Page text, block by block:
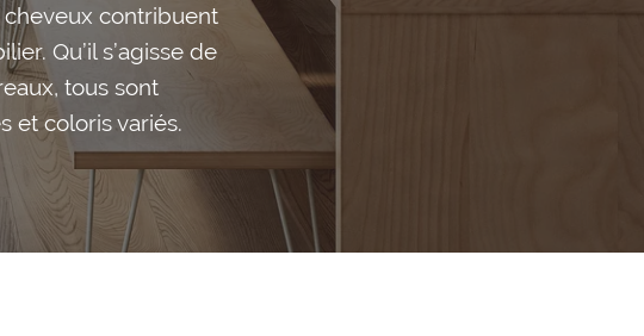
contribuent
Qu’il s’agisse de
tous sont
et coloris variés.